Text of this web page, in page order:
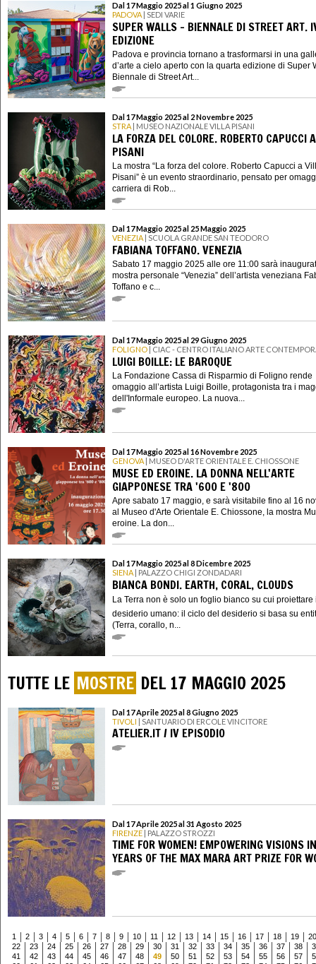
Dal 17 Maggio 2025 al 1 Giugno 2025
PADOVA | SEDI VARIE
SUPER WALLS - BIENNALE DI STREET ART.
EDIZIONE
Padova e provincia tornano a trasformarsi in una
d’arte a cielo aperto con la quarta edizione di Super
Biennale di Street Art...
Dal 17 Maggio 2025 al 2 Novembre 2025
STRA | MUSEO NAZIONALE VILLA PISANI
LA FORZA DEL COLORE. ROBERTO CAPUCCI
PISANI
La mostra “La forza del colore. Roberto Capucci a
Pisani” è un evento straordinario, pensato per
carriera di Rob...
Dal 17 Maggio 2025 al 25 Maggio 2025
VENEZIA | SCUOLA GRANDE SAN TEODORO
FABIANA TOFFANO. VENEZIA
Sabato 17 maggio 2025 alle ore 11:00 sarà
mostra personale “Venezia” dell’artista veneziana
Toffano e c...
Dal 17 Maggio 2025 al 29 Giugno 2025
FOLIGNO | CIAC - CENTRO ITALIANO ARTE
LUIGI BOILLE: LE BAROQUE
La Fondazione Cassa di Risparmio di Foligno rende
omaggio all’artista Luigi Boille, protagonista tra i
dell'Informale europeo. La nuova...
Dal 17 Maggio 2025 al 16 Novembre 2025
GENOVA | MUSEO D'ARTE ORIENTALE E. CHIOSSONE
MUSE ED EROINE. LA DONNA NELL'ARTE
GIAPPONESE TRA '600 E '800
Apre sabato 17 maggio, e sarà visitabile fino al 16
al Museo d'Arte Orientale E. Chiossone, la mostra
eroine. La don...
Dal 17 Maggio 2025 al 8 Dicembre 2025
SIENA | PALAZZO CHIGI ZONDADARI
BIANCA BONDI. EARTH, CORAL, CLOUDS
La Terra non è solo un foglio bianco su cui proiettare
desiderio umano: il ciclo del desiderio si basa su
(Terra, corallo, n...
TUTTE LE MOSTRE DEL 17 MAGGIO 2025
Dal 17 Aprile 2025 al 8 Giugno 2025
TIVOLI | SANTUARIO DI ERCOLE VINCITORE
ATELIER.IT / IV EPISODIO
Dal 17 Aprile 2025 al 31 Agosto 2025
FIRENZE | PALAZZO STROZZI
TIME FOR WOMEN! EMPOWERING VISIONS
YEARS OF THE MAX MARA ART PRIZE FOR
1 2 3 4 5 6 7 8 9 10 11 12 13 14 15 16 17 18 19
20
22
23 24 25 26 27 28 29 30 31 32 33 34 35 36 37 38
41
42 43 44 45 46 47 48 49 50 51 52 53 54 55 56 57